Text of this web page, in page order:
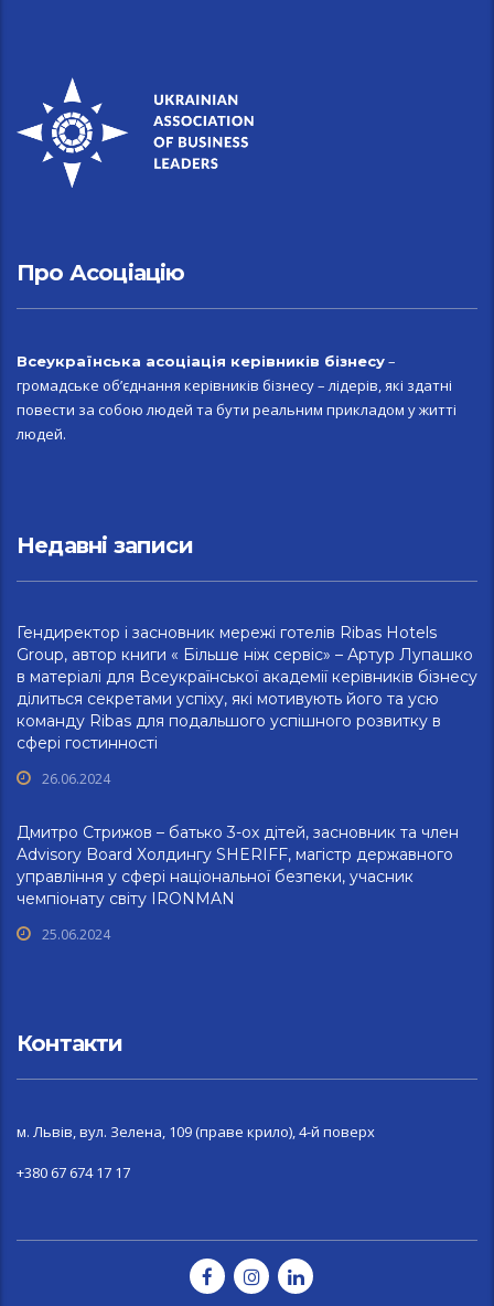
Про Асоціацію
Всеукраїнська асоціація керівників бізнесу–
громадське об’єднання керівників бізнесу – лідерів, які здатні
повести за собою людей та бути реальним прикладом у житті
людей.
Недавні записи
Гендиректор і засновник мережі готелів Ribas Hotels
Group, автор книги « Більше ніж сервіс» – Артур Лупашко
в матеріалі для Всеукраїнської академії керівників бізнесу
ділиться секретами успіху, які мотивують його та усю
команду Ribas для подальшого успішного розвитку в
сфері гостинності
26.06.2024
Дмитро Стрижов – батько 3-ох дітей, засновник та член
Advisory Board Холдингу SHERIFF, магістр державного
управління у сфері національної безпеки, учасник
чемпіонату світу IRONMAN
25.06.2024
Контакти
м. Львів, вул. Зелена, 109 (праве крило), 4-й поверх
+380 67 674 17 17